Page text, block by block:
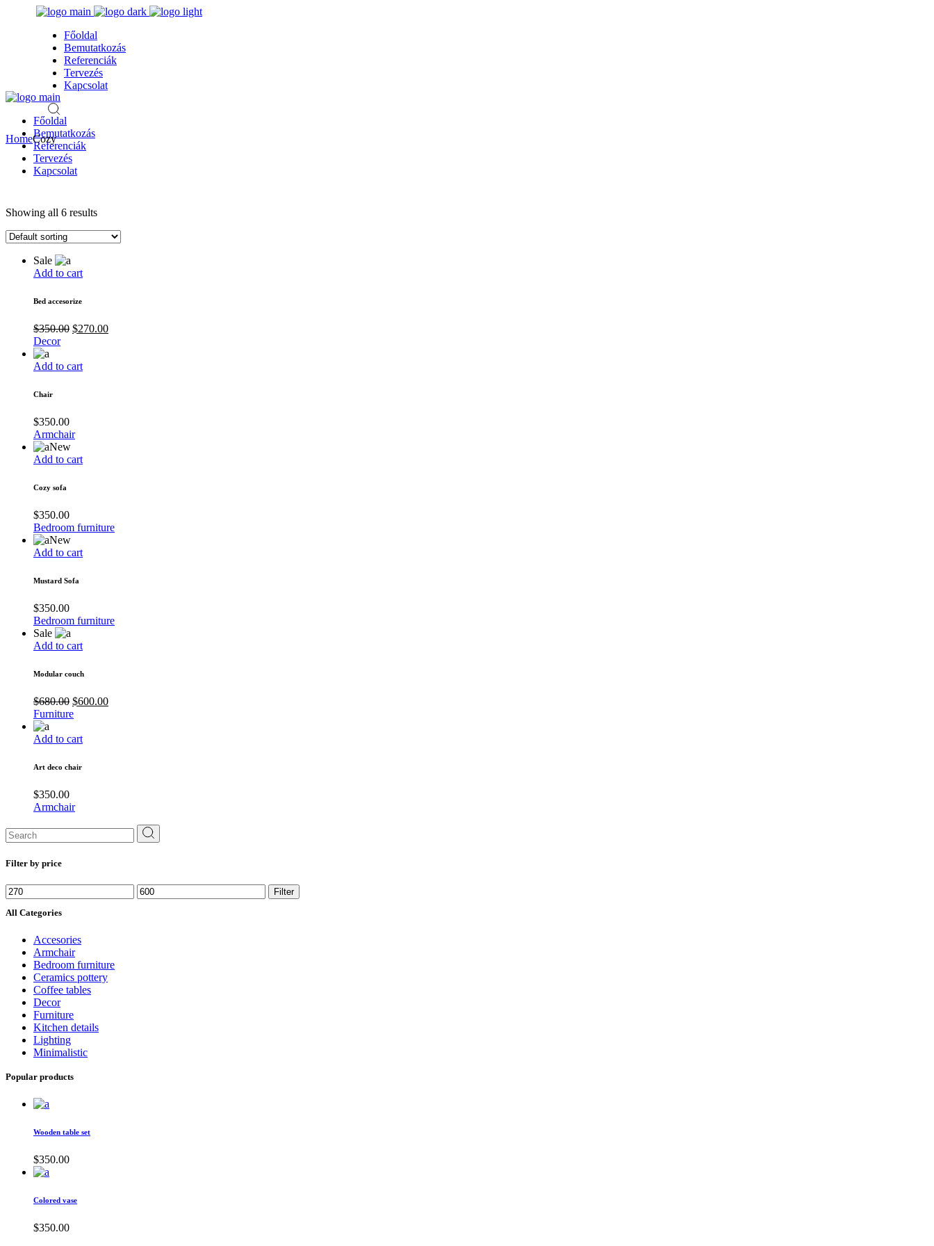
Főoldal
Bemutatkozás
Referenciák
Tervezés
Kapcsolat
Főoldal
Bemutatkozás
Referenciák
Tervezés
Kapcsolat
HomeCozy
Showing all 6 results
Sale
Add to cart
Bed accesorize
$350.00 $270.00
Decor
Add to cart
Chair
$350.00
Armchair
New
Add to cart
Cozy sofa
$350.00
Bedroom furniture
New
Add to cart
Mustard Sofa
$350.00
Bedroom furniture
Sale
Add to cart
Modular couch
$680.00 $600.00
Furniture
Add to cart
Art deco chair
$350.00
Armchair
Search
for:
Filter by price
Filter
All Categories
Accesories
Armchair
Bedroom furniture
Ceramics pottery
Coffee tables
Decor
Furniture
Kitchen details
Lighting
Minimalistic
Popular products
Wooden table set
$350.00
Colored vase
$350.00